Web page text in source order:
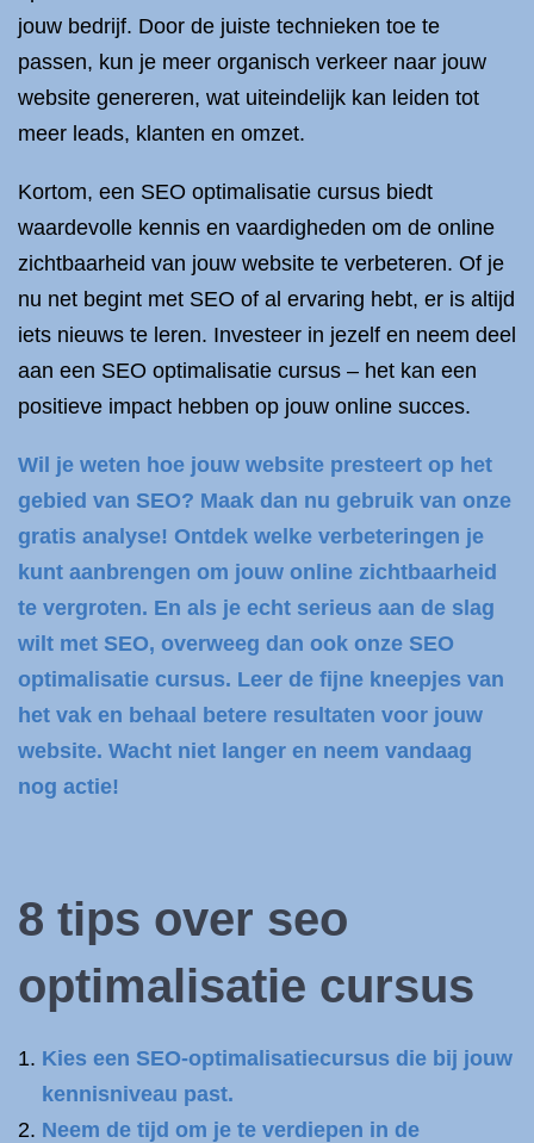
jouw bedrijf. Door de juiste technieken toe te
passen, kun je meer organisch verkeer naar jouw
website genereren, wat uiteindelijk kan leiden tot
meer leads, klanten en omzet.
Kortom, een SEO optimalisatie cursus biedt
waardevolle kennis en vaardigheden om de online
zichtbaarheid van jouw website te verbeteren. Of je
nu net begint met SEO of al ervaring hebt, er is altijd
iets nieuws te leren. Investeer in jezelf en neem deel
aan een SEO optimalisatie cursus – het kan een
positieve impact hebben op jouw online succes.
Wil je weten hoe jouw website presteert op het
gebied van SEO? Maak dan nu gebruik van onze
gratis analyse! Ontdek welke verbeteringen je
kunt aanbrengen om jouw online zichtbaarheid
te vergroten. En als je echt serieus aan de slag
wilt met SEO, overweeg dan ook onze SEO
optimalisatie cursus. Leer de fijne kneepjes van
het vak en behaal betere resultaten voor jouw
website. Wacht niet langer en neem vandaag
nog actie!
8 tips over seo
optimalisatie cursus
Kies een SEO-optimalisatiecursus die bij jouw
kennisniveau past.
Neem de tijd om je te verdiepen in de